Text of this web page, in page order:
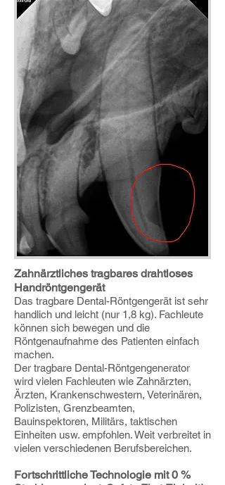
Zahnärztliches tragbares drahtloses
Handröntgengerät
Das tragbare Dental-Röntgengerät ist sehr
handlich und leicht (nur 1,8 kg). Fachleute
können sich bewegen und die
Röntgenaufnahme des Patienten einfach
machen.
Der tragbare Dental-Röntgengenerator
wird vielen Fachleuten wie Zahnärzten,
Ärzten, Krankenschwestern, Veterinären,
Polizisten, Grenzbeamten,
Bauinspektoren, Militärs, taktischen
Einheiten usw. empfohlen. Weit verbreitet in
vielen verschiedenen Berufsbereichen.
Fortschrittliche Technologie mit 0 %